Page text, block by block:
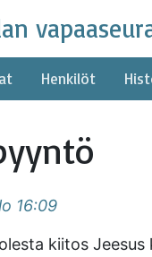
Henkilöt
16:09
kiitos